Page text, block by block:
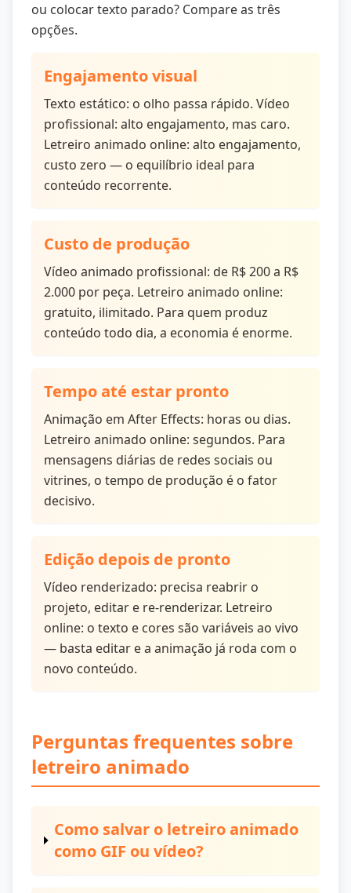
ou colocar texto parado? Compare as três
opções.
Engajamento visual
Texto estático: o olho passa rápido. Vídeo
profissional: alto engajamento, mas caro.
Letreiro animado online: alto engajamento,
custo zero — o equilíbrio ideal para
conteúdo recorrente.
Custo de produção
Vídeo animado profissional: de R$ 200 a R$
2.000 por peça. Letreiro animado online:
gratuito, ilimitado. Para quem produz
conteúdo todo dia, a economia é enorme.
Tempo até estar pronto
Animação em After Effects: horas ou dias.
Letreiro animado online: segundos. Para
mensagens diárias de redes sociais ou
vitrines, o tempo de produção é o fator
decisivo.
Edição depois de pronto
Vídeo renderizado: precisa reabrir o
projeto, editar e re-renderizar. Letreiro
online: o texto e cores são variáveis ao vivo
— basta editar e a animação já roda com o
novo conteúdo.
Perguntas frequentes sobre
letreiro animado
Como salvar o letreiro animado
como GIF ou vídeo?